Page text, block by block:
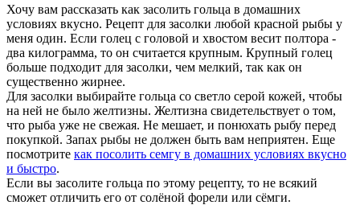
Хочу вам рассказать как засолить гольца в домашних
условиях вкусно. Рецепт для засолки любой красной рыбы у
меня один. Если голец с головой и хвостом весит полтора -
два килограмма, то он считается крупным. Крупный голец
больше подходит для засолки, чем мелкий, так как он
существенно жирнее.
Для засолки выбирайте гольца со светло серой кожей, чтобы
на ней не было желтизны. Желтизна свидетельствует о том,
что рыба уже не свежая. Не мешает, и понюхать рыбу перед
покупкой. Запах рыбы не должен быть вам неприятен. Еще
посмотрите как посолить семгу в домашних условиях вкусно
и быстро.
Если вы засолите гольца по этому рецепту, то не всякий
сможет отличить его от солёной форели или сёмги.